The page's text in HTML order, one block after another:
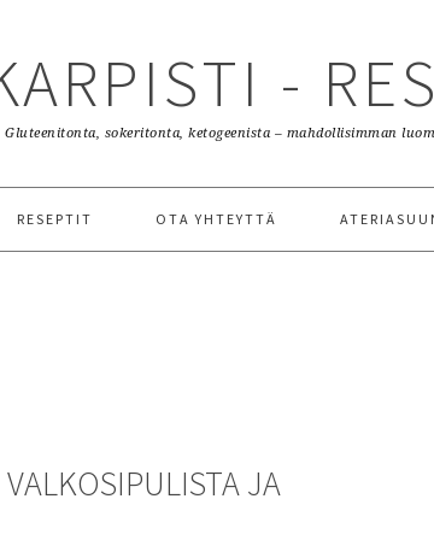
-
Gluteenitonta, sokeritonta, ketogeenista – mahdollisimman
RESEPTIT OTA YHTEYTTÄ
JA